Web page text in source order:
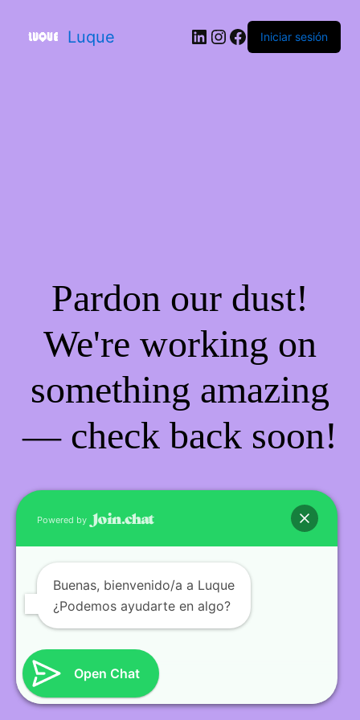
Luque Iniciar sesión
Pardon our dust!
We're working on
something amazing
— check back soon!
Powered by
Buenas, bienvenido/a a Luque
¿Podemos ayudarte en algo?
Open Chat